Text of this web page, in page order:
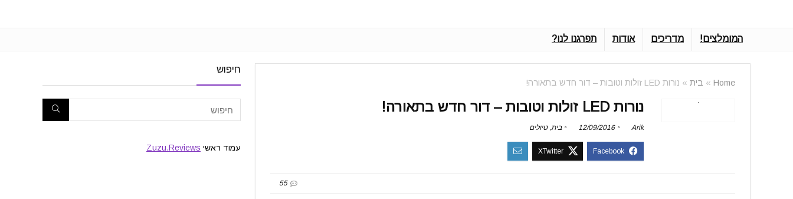
המומלצים! מדריכים אודות תפרגנו לנו?
Home
» בית » נורות LED זולות וטובות – דור חדש בתאורה!
נורות LED זולות וטובות – דור חדש בתאורה!
Arik
12/09/2016 בית,טיולים
55
חיפוש
עמוד ראשי Zuzu.Reviews